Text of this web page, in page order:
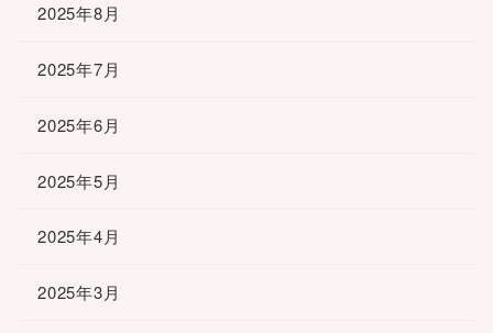
2025年8月
2025年7月
2025年6月
2025年5月
2025年4月
2025年3月